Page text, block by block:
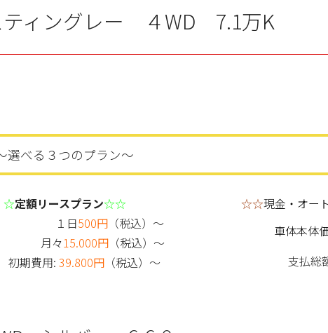
ィングレー ４WD 7.1万K
選べる３つのプラン～
☆定額リースプラン☆☆
日500円（税込）～
々15.000円（税込）～
費用: 39.800円（税込）～
☆☆現金・オー
車体本体価
支払総